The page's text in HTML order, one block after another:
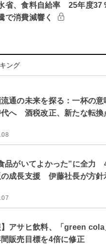
省、食料自給率 25年度37
消費減響く
ング
通の未来を探る：一杯の意
代へ 酒税改正、新たな転換
品がいてよかった”に全力
の成長支援 伊藤社長が方針
】アサヒ飲料、「green
販売目標を4倍に修正